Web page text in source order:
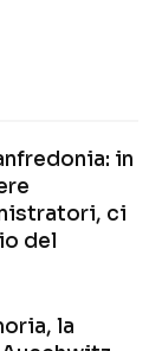
in
ci
del
la